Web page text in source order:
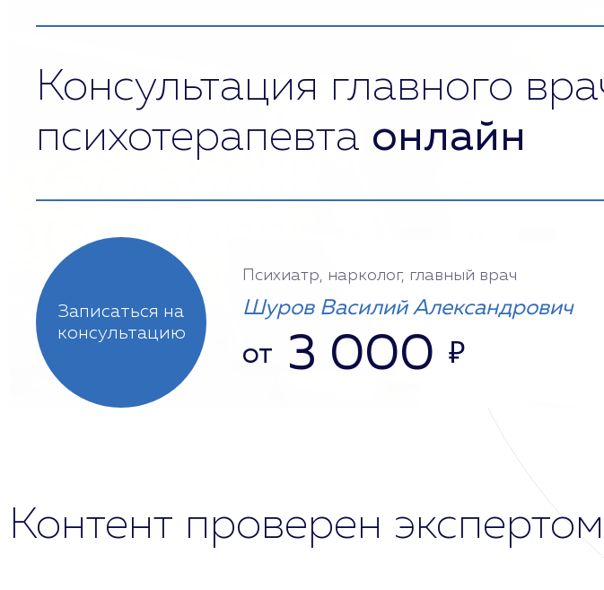
Консультация главного
психотерапевта онлайн
Записаться на
консультацию
Психиатр, нарколог, главный врач
Шуров Василий Александрович
от 3 000 ₽
Контент проверен экспертом